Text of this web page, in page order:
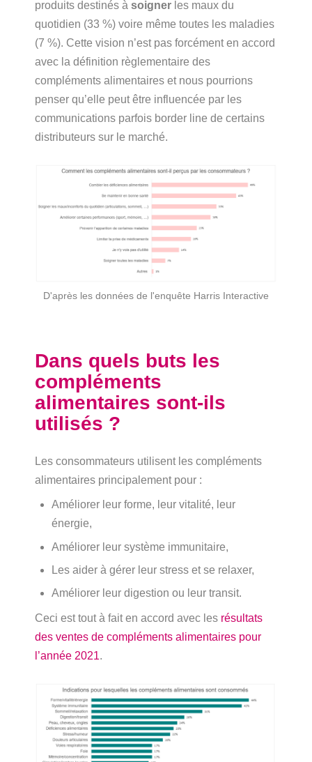
produits destinés à soigner les maux du
quotidien (33 %) voire même toutes les maladies
(7 %). Cette vision n’est pas forcément en accord
avec la définition règlementaire des
compléments alimentaires et nous pourrions
penser qu’elle peut être influencée par les
communications parfois border line de certains
distributeurs sur le marché.
D'après les données de l'enquête Harris Interactive
Dans quels buts les
compléments
alimentaires sont-ils
utilisés ?
Les consommateurs utilisent les compléments
alimentaires principalement pour :
Améliorer leur forme, leur vitalité, leur
énergie,
Améliorer leur système immunitaire,
Les aider à gérer leur stress et se relaxer,
Améliorer leur digestion ou leur transit.
Ceci est tout à fait en accord avec les résultats
des ventes de compléments alimentaires pour
l’année 2021.